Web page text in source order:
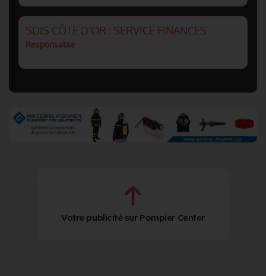
SDIS CÔTE D'OR : SERVICE FINANCES
Responsable
Votre publicité sur Pompier Center